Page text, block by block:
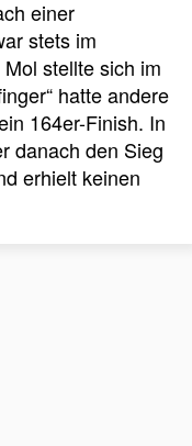
einer
stets im
stellte sich im
hatte andere
164er-Finish. In
danach den Sieg
erhielt keinen